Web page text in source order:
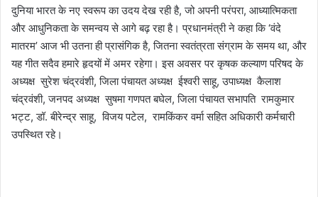
दुनिया भारत के नए स्वरूप का उदय देख रही है, जो अपनी परंपरा, आध्यात्मिकता
और आधुनिकता के समन्वय से आगे बढ़ रहा है। प्रधानमंत्री ने कहा कि ‘वंदे
मातरम’ आज भी उतना ही प्रासंगिक है, जितना स्वतंत्रता संग्राम के समय था, और
यह गीत सदैव हमारे हृदयों में अमर रहेगा। इस अवसर पर कृषक कल्याण परिषद के
अध्यक्ष सुरेश चंद्रवंशी, जिला पंचायत अध्यक्ष ईश्वरी साहू, उपाध्यक्ष कैलाश
चंद्रवंशी, जनपद अध्यक्ष सुषमा गणपत बघेल, जिला पंचायत सभापति रामकुमार
भट्ट, डॉ. बीरेन्द्र साहू, विजय पटेल, रामकिंकर वर्मा सहित अधिकारी कर्मचारी
उपस्थित रहे।